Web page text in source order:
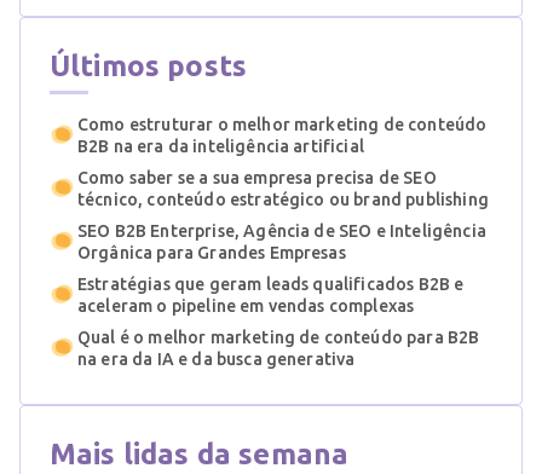
Últimos posts
Como estruturar o melhor marketing de conteúdo
B2B na era da inteligência artificial
Como saber se a sua empresa precisa de SEO
técnico, conteúdo estratégico ou brand publishing
SEO B2B Enterprise, Agência de SEO e Inteligência
Orgânica para Grandes Empresas
Estratégias que geram leads qualificados B2B e
aceleram o pipeline em vendas complexas
Qual é o melhor marketing de conteúdo para B2B
na era da IA e da busca generativa
Mais lidas da semana